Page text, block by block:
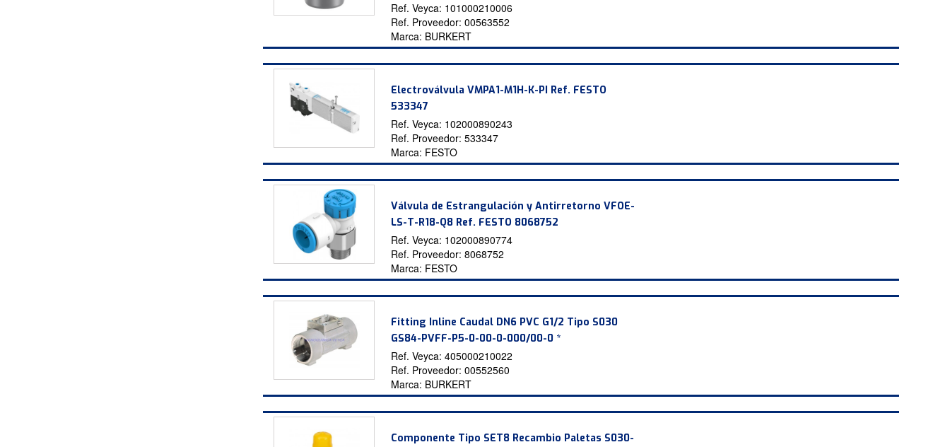
Ref. Veyca: 101000210006
Ref. Proveedor:00563552
Marca: BURKERT
Electroválvula VMPA1-M1H-K-PI Ref. FESTO
533347
Ref. Veyca: 102000890243
Ref. Proveedor:533347
Marca: FESTO
Válvula de Estrangulación y Antirretorno VFOE-
LS-T-R18-Q8 Ref. FESTO 8068752
Ref. Veyca: 102000890774
Ref. Proveedor:8068752
Marca: FESTO
Fitting Inline Caudal DN6 PVC G1/2 Tipo S030
GS84-PVFF-P5-0-00-0-000/00-0 *
Ref. Veyca:405000210022
Ref. Proveedor:00552560
Marca: BURKERT
Componente Tipo SET8 Recambio Paletas S030-